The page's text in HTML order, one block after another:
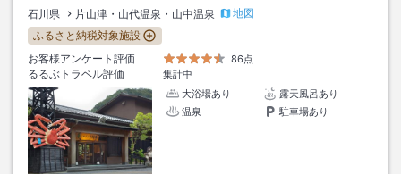
石川県 片山津・山代温泉・山中温泉
地図
ふるさと納税対象施設
お客様アンケート評価
86点
るるぶトラベル評価
集計中
大浴場あり
露天風呂あり
温泉
駐車場あり